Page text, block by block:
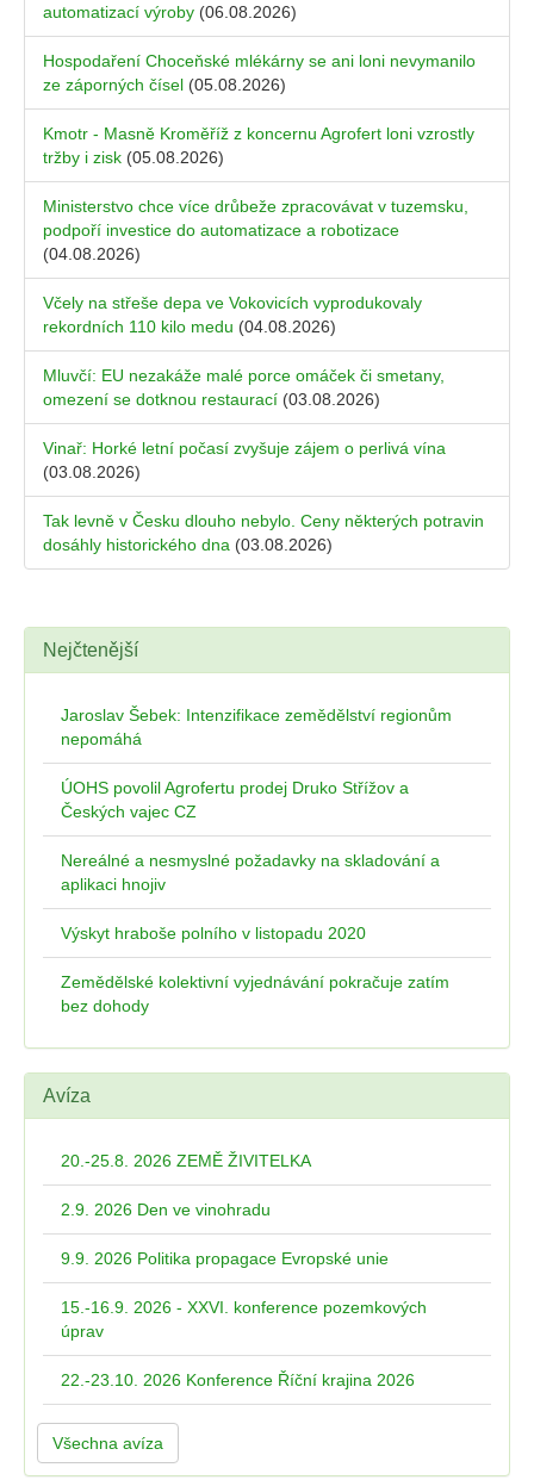
automatizací výroby (06.08.2026)
Hospodaření Choceňské mlékárny se ani loni nevymanilo
ze záporných čísel (05.08.2026)
Kmotr - Masně Kroměříž z koncernu Agrofert loni vzrostly
tržby i zisk (05.08.2026)
Ministerstvo chce více drůbeže zpracovávat v tuzemsku,
podpoří investice do automatizace a robotizace
(04.08.2026)
Včely na střeše depa ve Vokovicích vyprodukovaly
rekordních 110 kilo medu (04.08.2026)
Mluvčí: EU nezakáže malé porce omáček či smetany,
omezení se dotknou restaurací (03.08.2026)
Vinař: Horké letní počasí zvyšuje zájem o perlivá vína
(03.08.2026)
Tak levně v Česku dlouho nebylo. Ceny některých potravin
dosáhly historického dna (03.08.2026)
Nejčtenější
Jaroslav Šebek: Intenzifikace zemědělství regionům
nepomáhá
ÚOHS povolil Agrofertu prodej Druko Střížov a
Českých vajec CZ
Nereálné a nesmyslné požadavky na skladování a
aplikaci hnojiv
Výskyt hraboše polního v listopadu 2020
Zemědělské kolektivní vyjednávání pokračuje zatím
bez dohody
Avíza
20.-25.8. 2026 ZEMĚ ŽIVITELKA
2.9. 2026 Den ve vinohradu
9.9. 2026 Politika propagace Evropské unie
15.-16.9. 2026 - XXVI. konference pozemkových
úprav
22.-23.10. 2026 Konference Říční krajina 2026
Všechna avíza